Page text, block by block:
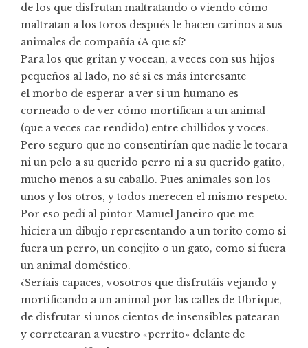
de los que disfrutan maltratando o viendo cómo
maltratan a los toros después le hacen cariños a sus
animales de compañía ¿A que sí?
Para los que gritan y vocean, a veces con sus hijos
pequeños al lado, no sé si es más interesante
el morbo de esperar a ver si un humano es
corneado o de ver cómo mortifican a un animal
(que a veces cae rendido) entre chillidos y voces.
Pero seguro que no consentirían que nadie le tocara
ni un pelo a su querido perro ni a su querido gatito,
mucho menos a su caballo. Pues animales son los
unos y los otros, y todos merecen el mismo respeto.
Por eso pedí al pintor Manuel Janeiro que me
hiciera un dibujo representando a un torito como si
fuera un perro, un conejito o un gato, como si fuera
un animal doméstico.
¿Seríais capaces, vosotros que disfrutáis vejando y
mortificando a un animal por las calles de Ubrique,
de disfrutar si unos cientos de insensibles patearan
y corretearan a vuestro «perrito» delante de